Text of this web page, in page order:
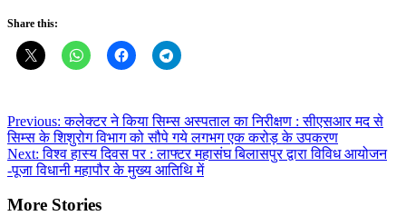
Share this:
Post
navigation
Previous:कलेक्टर ने किया सिम्स अस्पताल का निरीक्षण : सीएसआर मद से
सिम्स के शिशुरोग विभाग को सौपे गये लगभग एक करोड़ के उपकरण
Next:विश्व हास्य दिवस पर : लाफ्टर महासंघ बिलासपुर द्वारा विविध आयोजन
-पूजा विधानी महापौर के मुख्य आतिथि में
More Stories